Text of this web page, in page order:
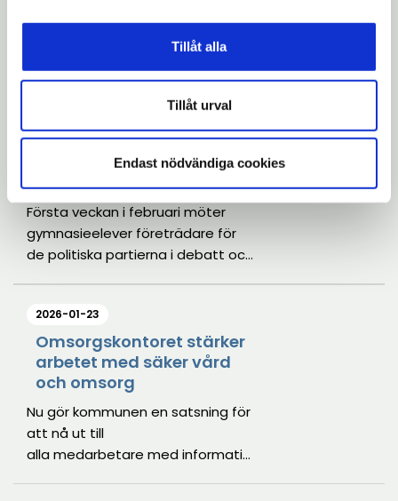
Tillåt alla
Tillåt urval
Endast nödvändiga cookies
lägesbild. Analysen pekar bland
annat ut utmaningar med kriminell
ekonomi, penningtvätt och att
kriminalitet.
politikervecka för
gymnasieelever i
Södertälje kommun
Första veckan i februari möter
gymnasieelever företrädare för
de politiska partierna i debatt och
till gymnasieskolorna.
Politikerveckan är en del av
skolans långsiktiga arbete med
demokrati och ungas delaktighet.
2026-01-23
Omsorgskontoret stärker
arbetet med säker vård
och omsorg
Nu gör kommunen en satsning för
att nå ut till
alla medarbetare med information